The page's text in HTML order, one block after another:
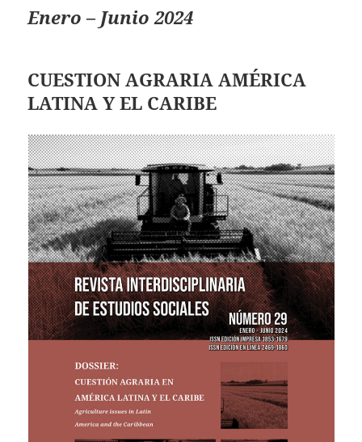
Enero – Junio 2024
CUESTION AGRARIA AMÉRICA
LATINA Y EL CARIBE